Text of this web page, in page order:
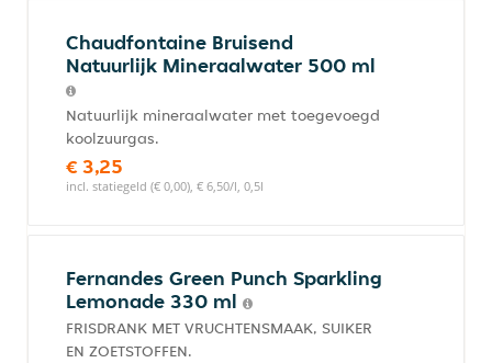
Chaudfontaine Bruisend
Natuurlijk Mineraalwater 500 ml
Natuurlijk mineraalwater met toegevoegd
koolzuurgas.
€ 3,25
incl. statiegeld (€ 0,00), € 6,50/l, 0,5l
Fernandes Green Punch Sparkling
Lemonade 330 ml
FRISDRANK MET VRUCHTENSMAAK, SUIKER
EN ZOETSTOFFEN.